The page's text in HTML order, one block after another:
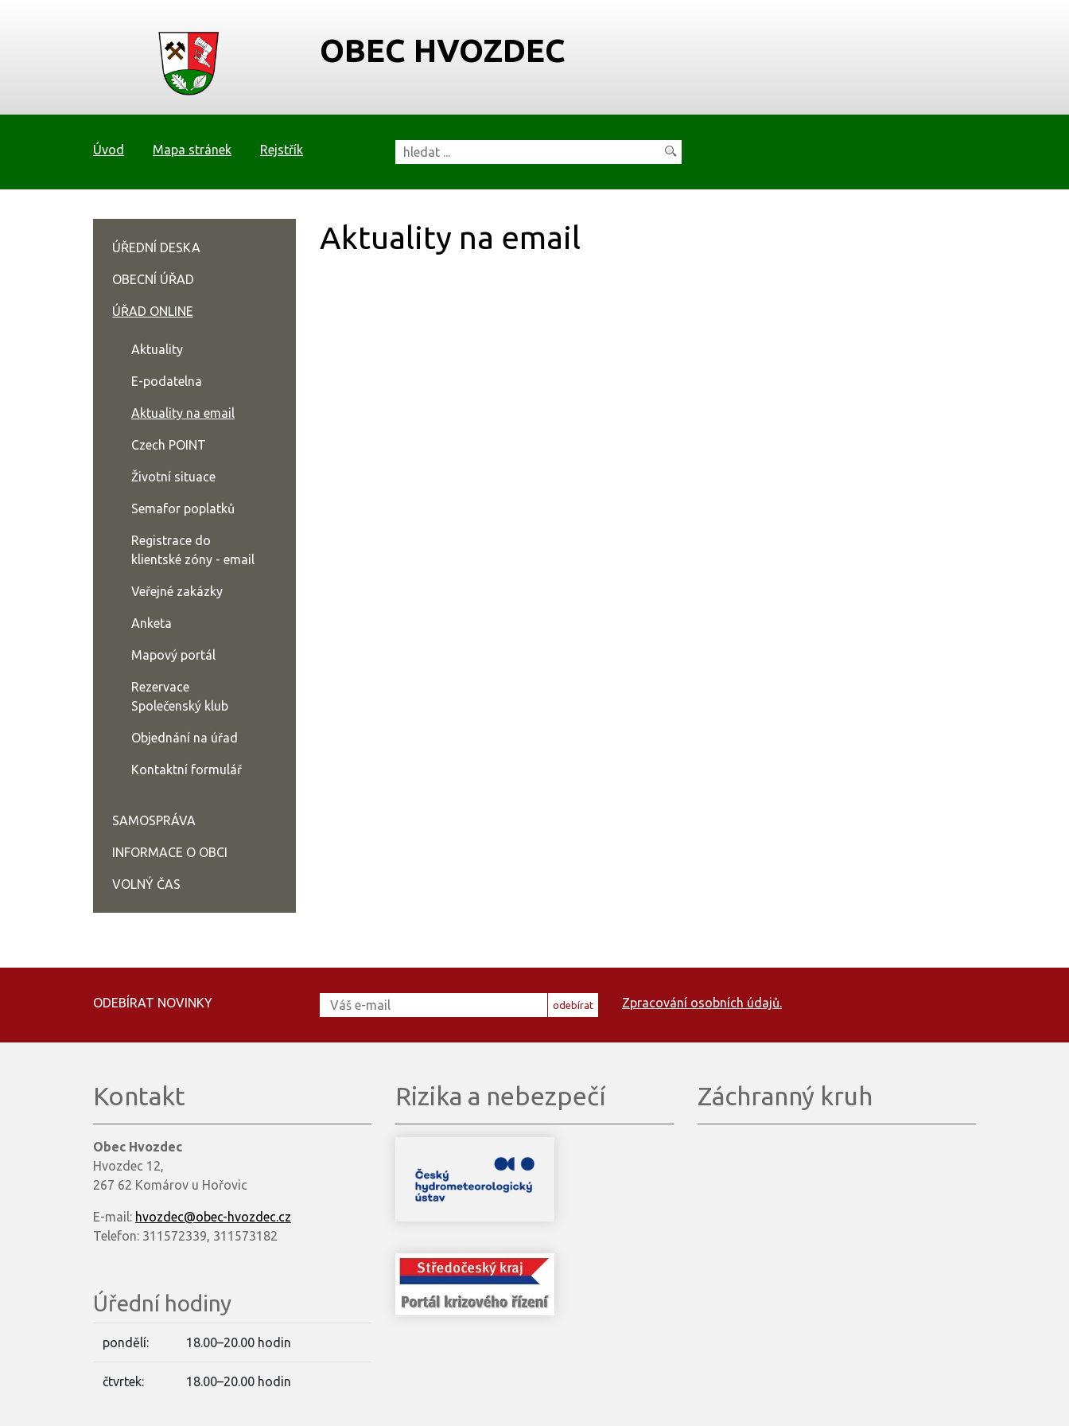
OBEC HVOZDEC
Úvod Mapa stránek Rejstřík
Aktuality na email
ÚŘEDNÍ DESKA
OBECNÍ ÚŘAD
ÚŘAD ONLINE
Aktuality
E-podatelna
Aktuality na email
Czech POINT
Životní situace
Semafor poplatků
Registrace do
klientské zóny - email
Veřejné zakázky
Anketa
Mapový portál
Rezervace
Společenský klub
Objednání na úřad
Kontaktní formulář
SAMOSPRÁVA
INFORMACE O OBCI
VOLNÝ ČAS
ODEBÍRAT NOVINKY odebírat Zpracování osobních údajů.
Kontakt
Obec Hvozdec
Hvozdec 12,
267 62 Komárov u Hořovic
E-mail: hvozdec@obec-hvozdec.cz
Telefon: 311572339, 311573182
Úřední hodiny
pondělí: 18.00–20.00 hodin
čtvrtek: 18.00–20.00 hodin
Rizika a nebezpečí Záchranný kruh